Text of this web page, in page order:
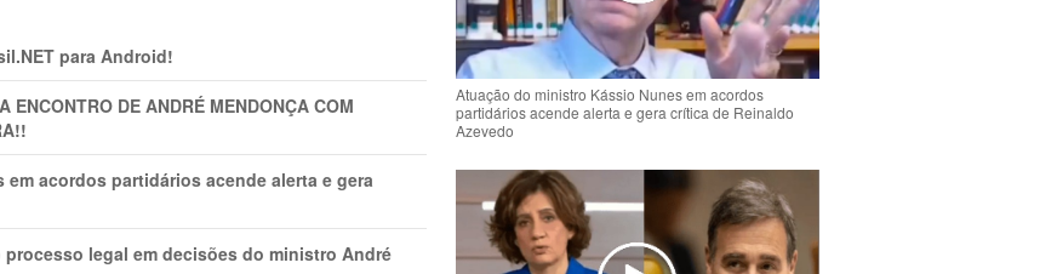
para Android!
ENCONTRO DE ANDRÉ MENDONÇA COM
acordos partidários acende alerta e gera
legal em decisões do ministro André
Atuação do ministro Kássio Nunes em acordos
partidários acende alerta e gera crítica de Reinaldo
Azevedo